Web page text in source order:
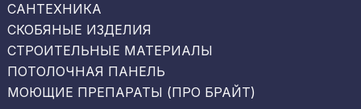
САНТЕХНИКА
СКОБЯНЫЕ ИЗДЕЛИЯ
СТРОИТЕЛЬНЫЕ МАТЕРИАЛЫ
ПОТОЛОЧНАЯ ПАНЕЛЬ
МОЮЩИЕ ПРЕПАРАТЫ (ПРО БРАЙТ)